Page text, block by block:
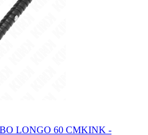
LONGO 60 CMKINK -